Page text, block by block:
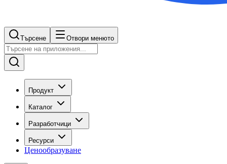
Търсене Отвори менюто
Продукт
Каталог
Разработчици
Ресурси
Ценообразуване